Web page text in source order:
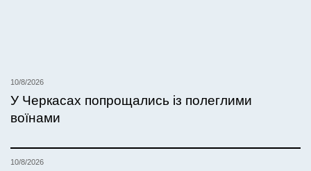
10/8/2026
У Черкасах попрощались із полеглими
воїнами
10/8/2026